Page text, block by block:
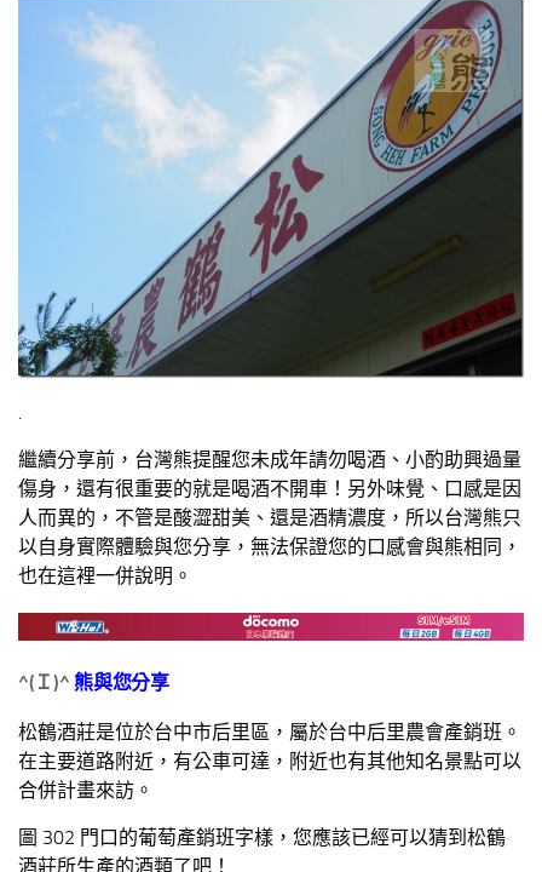
.
繼續分享前，台灣熊提醒您未成年請勿喝酒、小酌助興過量
傷身，還有很重要的就是喝酒不開車！另外味覺、口感是因
人而異的，不管是酸澀甜美、還是酒精濃度，所以台灣熊只
以自身實際體驗與您分享，無法保證您的口感會與熊相同，
也在這裡一併說明。
^( Ｉ)^ 熊與您分享
松鶴酒莊是位於台中市后里區，屬於台中后里農會產銷班。
在主要道路附近，有公車可達，附近也有其他知名景點可以
合併計畫來訪。
圖 302 門口的葡萄產銷班字樣，您應該已經可以猜到松鶴
酒莊所生產的酒類了吧！